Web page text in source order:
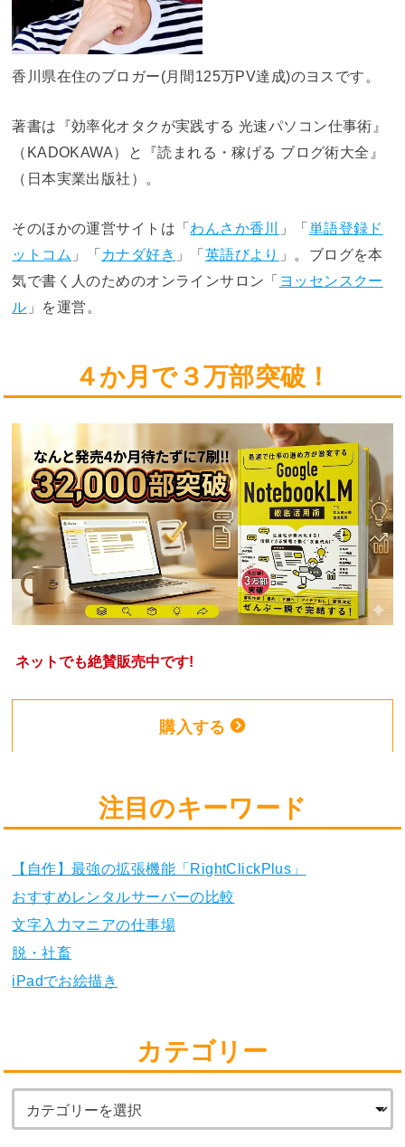
香川県在住のブロガー(月間125万PV達成)のヨスです。
著書は『効率化オタクが実践する 光速パソコン仕事術』
（KADOKAWA）と『読まれる・稼げる ブログ術大全』
（日本実業出版社）。
そのほかの運営サイトは「わんさか香川 」「単語登録ド
ットコム 」「カナダ好き 」「英語びより
」。ブログを本
気で書く人のためのオンラインサロン「 ヨッセンスクー
ル 」を運営。
４か月で３万部突破！
ネットでも絶賛販売中です!
購入する
注目のキーワード
【自作】最強の拡張機能「RightClickPlus」
おすすめレンタルサーバーの比較
文字入力マニアの仕事場
脱・社畜
iPadでお絵描き
カテゴリー